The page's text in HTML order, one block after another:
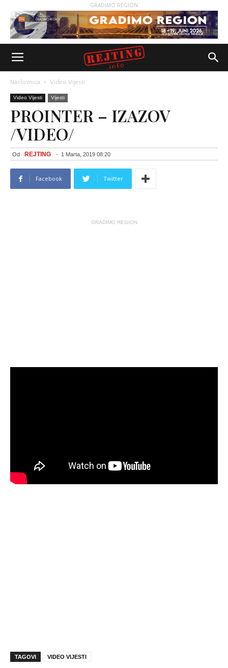
GRADIMO REGION
Naslovnica Video Vijesti
Video Vijesti Vijesti
PROINTER – IZAZOV
/VIDEO/
Od REJTING - 1 Marta, 2019 08:20
Facebook Twitter
GRADIMO REGION
TAGOVI VIDEO VIJESTI